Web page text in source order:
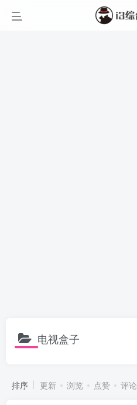
电视盒子
排序 更新 浏览 点赞 评论